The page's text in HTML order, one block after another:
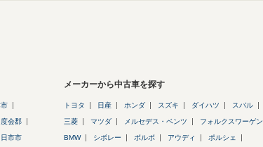
度会郡
日市市
メーカーから中古車を探す
トヨタ 日産 ホンダ スズキ ダイハツ スバル
三菱 マツダ メルセデス・ベンツ フォルクスワーゲン
BMW シボレー ボルボ アウディ ポルシェ